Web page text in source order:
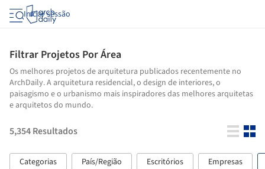
Iniciar sessão
Filtrar Projetos Por Área
Os melhores projetos de arquitetura publicados recentemente no
ArchDaily. A arquitetura residencial, o design de interiores, o
paisagismo e o urbanismo mais inspiradores das melhores arquitetas
e arquitetos do mundo.
5,354Resultados
Categorias País/Região Escritórios Empresas